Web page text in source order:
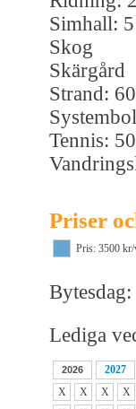
Simhall:
Skog
Skärgård
Strand:
Tennis:
Priser
Pris: 3500
Lediga
2026
2027
X
X X X